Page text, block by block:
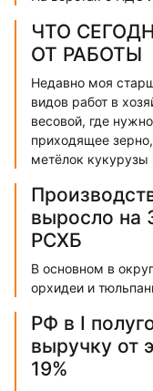
ЧТО
ОТ РАБОТЫ
Недавно моя
видов работ в
весовой, где
приходящее
метёлок кукурузы
выросло на
РСХБ
В основном в
орхидеи и
РФ в I
выручку от
19%